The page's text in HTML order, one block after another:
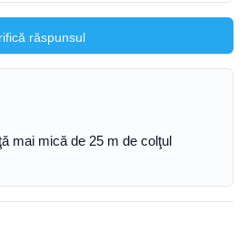
răspunsul
mai mică de 25 m de colţul